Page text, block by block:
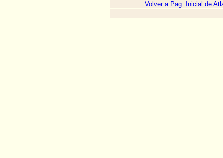
Volver a Pag. Inicial de